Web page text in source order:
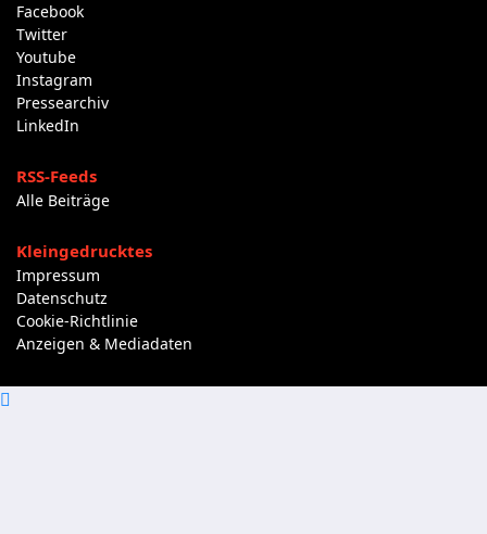
Facebook
Twitter
Youtube
Instagram
Pressearchiv
LinkedIn
RSS-Feeds
Alle Beiträge
Kleingedrucktes
Impressum
Datenschutz
Cookie-Richtlinie
Anzeigen & Mediadaten